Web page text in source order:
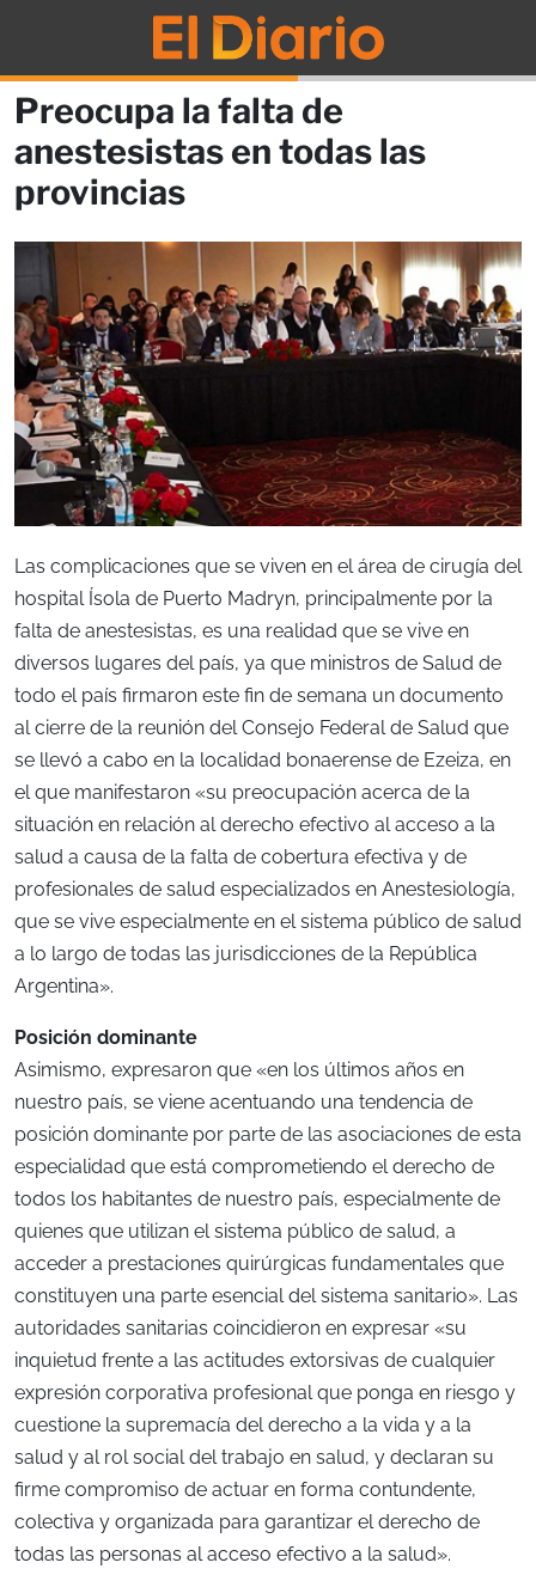
Preocupa la falta de
anestesistas en todas las
provincias
Las complicaciones que se viven en el área de cirugía del
hospital Ísola de Puerto Madryn, principalmente por la
falta de anestesistas, es una realidad que se vive en
diversos lugares del país, ya que ministros de Salud de
todo el país firmaron este fin de semana un documento
al cierre de la reunión del Consejo Federal de Salud que
se llevó a cabo en la localidad bonaerense de Ezeiza, en
el que manifestaron «su preocupación acerca de la
situación en relación al derecho efectivo al acceso a la
salud a causa de la falta de cobertura efectiva y de
profesionales de salud especializados en Anestesiología,
que se vive especialmente en el sistema público de salud
a lo largo de todas las jurisdicciones de la República
Argentina».
Posición dominante
Asimismo, expresaron que «en los últimos años en
nuestro país, se viene acentuando una tendencia de
posición dominante por parte de las asociaciones de esta
especialidad que está comprometiendo el derecho de
todos los habitantes de nuestro país, especialmente de
quienes que utilizan el sistema público de salud, a
acceder a prestaciones quirúrgicas fundamentales que
constituyen una parte esencial del sistema sanitario». Las
autoridades sanitarias coincidieron en expresar «su
inquietud frente a las actitudes extorsivas de cualquier
expresión corporativa profesional que ponga en riesgo y
cuestione la supremacía del derecho a la vida y a la
salud y al rol social del trabajo en salud, y declaran su
firme compromiso de actuar en forma contundente,
colectiva y organizada para garantizar el derecho de
todas las personas al acceso efectivo a la salud».